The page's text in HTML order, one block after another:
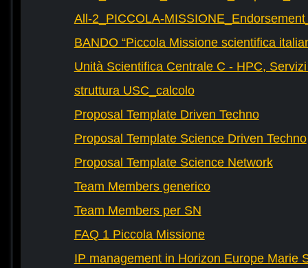
All-2_PICCOLA-
BANDO “Piccola Missione scientifica
Unità Scientifica Centrale C - HPC,
struttura USC_calcolo
Proposal Template Driven Techno
Proposal Template Science Driven Techno
Proposal Template Science Network
Team Members generico
Team Members per SN
FAQ 1 Piccola Missione
IP management in Horizon Europe Marie